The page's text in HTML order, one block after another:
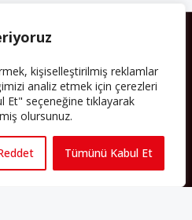
kişiselleştirilmiş reklamlar
analiz etmek için çerezleri
Et" seçeneğine tıklayarak
olursunuz.
Tümünü Kabul Et
bırakırken Müslümanlar da
geldiler. Bu durum “vatan”,
birçok kavramın çift taraflı olarak
yerleşik bir Müslüman
kültür ve siyasi düzen için, hem
da kapı araladı.